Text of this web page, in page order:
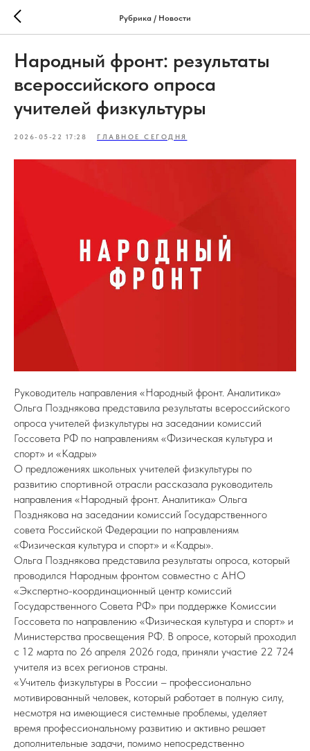
Рубрика / Новости
Народный фронт: результаты
всероссийского опроса
учителей физкультуры
2026-05-22 17:28 ГЛАВНОЕ СЕГОДНЯ
Руководитель направления «Народный фронт. Аналитика»
Ольга Позднякова представила результаты всероссийского
опроса учителей физкультуры на заседании комиссий
Госсовета РФ по направлениям «Физическая культура и
спорт» и «Кадры»
О предложениях школьных учителей физкультуры по
развитию спортивной отрасли рассказала руководитель
направления «Народный фронт. Аналитика» Ольга
Позднякова на заседании комиссий Государственного
совета Российской Федерации по направлениям
«Физическая культура и спорт» и «Кадры».
Ольга Позднякова представила результаты опроса, который
проводился Народным фронтом совместно с АНО
«Экспертно-координационный центр комиссий
Государственного Совета РФ» при поддержке Комиссии
Госсовета по направлению «Физическая культура и спорт» и
Министерства просвещения РФ. В опросе, который проходил
с 12 марта по 26 апреля 2026 года, приняли участие 22 724
учителя из всех регионов страны.
«Учитель физкультуры в России – профессионально
мотивированный человек, который работает в полную силу,
несмотря на имеющиеся системные проблемы, уделяет
время профессиональному развитию и активно решает
дополнительные задачи, помимо непосредственно